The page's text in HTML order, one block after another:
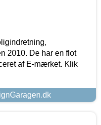
2010. De har en flot
af E-mærket. Klik